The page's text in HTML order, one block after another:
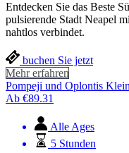
Entdecken Sie das Beste
pulsierende Stadt Neapel
nahtlos verbindet.
buchen Sie jetzt
Mehr erfahren
Pompeji und Oplontis
Ab €89.31
Alle Ages
5 Stunden